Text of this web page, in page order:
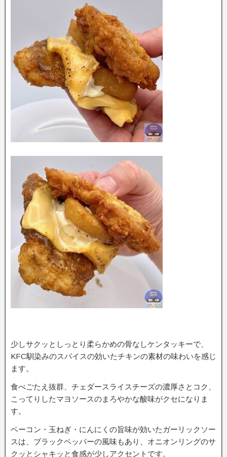
少しサクッとしっとり柔らかめの骨なしケンタッキーで、
KFC馴染みのスパイスの効いたチキンの素材の味わいを感じ
ます。
食べごたえ抜群、チェダースライスチーズの濃厚さとコク、
こってりしたマヨソースのまろやかな酸味がクセになりま
す。
ベーコン・玉ねぎ・にんにくの旨味が効いたガーリックソー
スは、ブラックペッパーの風味もあり、オニオンリングのサ
クッとシャキッと食感が少しアクセントです。